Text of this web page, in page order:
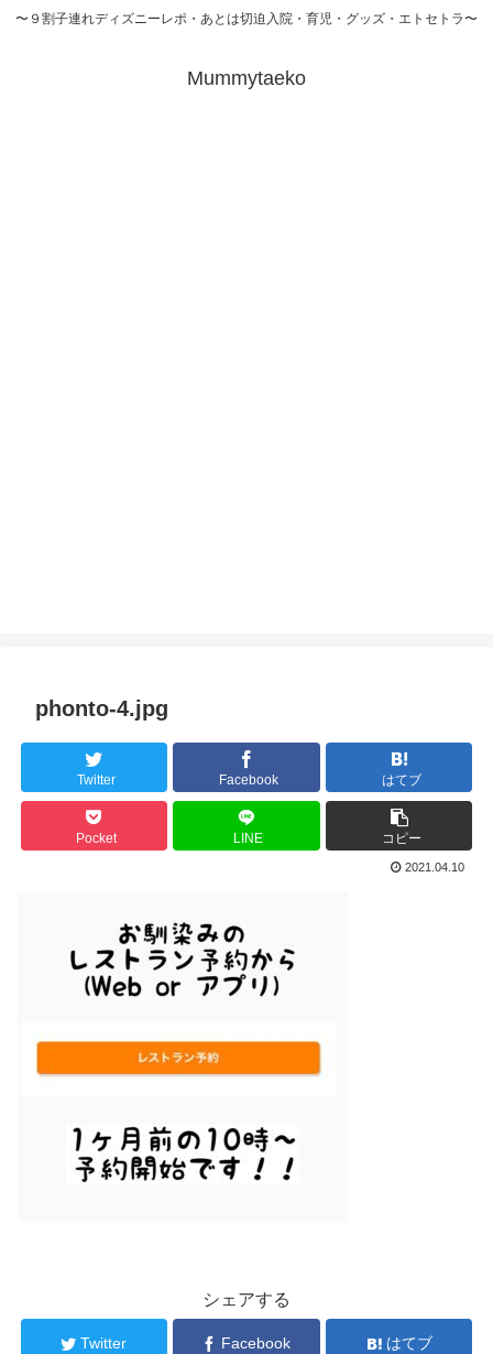
〜９割子連れディズニーレポ・あとは切迫入院・育児・グッズ・エトセトラ〜
Mummytaeko
phonto-4.jpg
Twitter Facebook はてブ
Pocket LINE コピー
2021.04.10
シェアする
Twitter Facebook はてブ